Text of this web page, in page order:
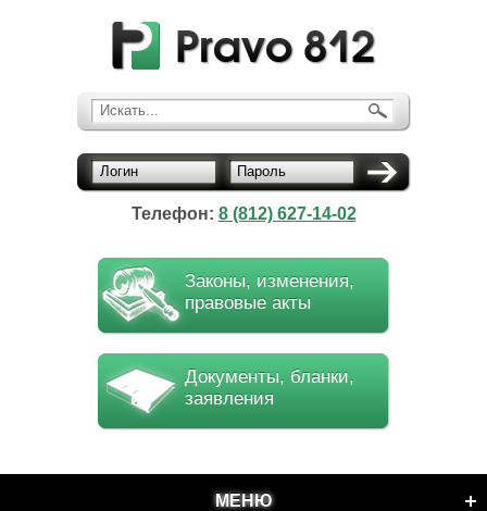
Искать...
Логин Пароль
Телефон: 8 (812) 627-14-02
Законы, изменения,
правовые акты
Документы, бланки,
заявления
МЕНЮ